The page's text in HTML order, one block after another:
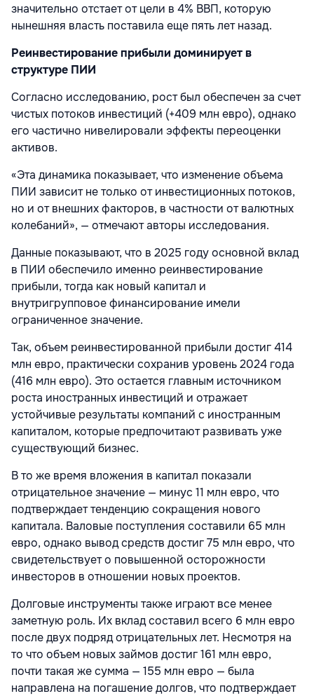
значительно отстает от цели в 4% ВВП, которую
нынешняя власть поставила еще пять лет назад.
Реинвестирование прибыли доминирует в
структуре ПИИ
Согласно исследованию, рост был обеспечен за счет
чистых потоков инвестиций (+409 млн евро), однако
его частично нивелировали эффекты переоценки
активов.
«Эта динамика показывает, что изменение объема
ПИИ зависит не только от инвестиционных потоков,
но и от внешних факторов, в частности от валютных
колебаний», — отмечают авторы исследования.
Данные показывают, что в 2025 году основной вклад
в ПИИ обеспечило именно реинвестирование
прибыли, тогда как новый капитал и
внутригрупповое финансирование имели
ограниченное значение.
Так, объем реинвестированной прибыли достиг 414
млн евро, практически сохранив уровень 2024 года
(416 млн евро). Это остается главным источником
роста иностранных инвестиций и отражает
устойчивые результаты компаний с иностранным
капиталом, которые предпочитают развивать уже
существующий бизнес.
В то же время вложения в капитал показали
отрицательное значение — минус 11 млн евро, что
подтверждает тенденцию сокращения нового
капитала. Валовые поступления составили 65 млн
евро, однако вывод средств достиг 75 млн евро, что
свидетельствует о повышенной осторожности
инвесторов в отношении новых проектов.
Долговые инструменты также играют все менее
заметную роль. Их вклад составил всего 6 млн евро
после двух подряд отрицательных лет. Несмотря на
то что объем новых займов достиг 161 млн евро,
почти такая же сумма — 155 млн евро — была
направлена на погашение долгов, что подтверждает